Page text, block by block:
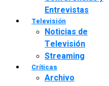
Entrevistas
Televisión
Noticias de
Televisión
Streaming
Críticas
Archivo